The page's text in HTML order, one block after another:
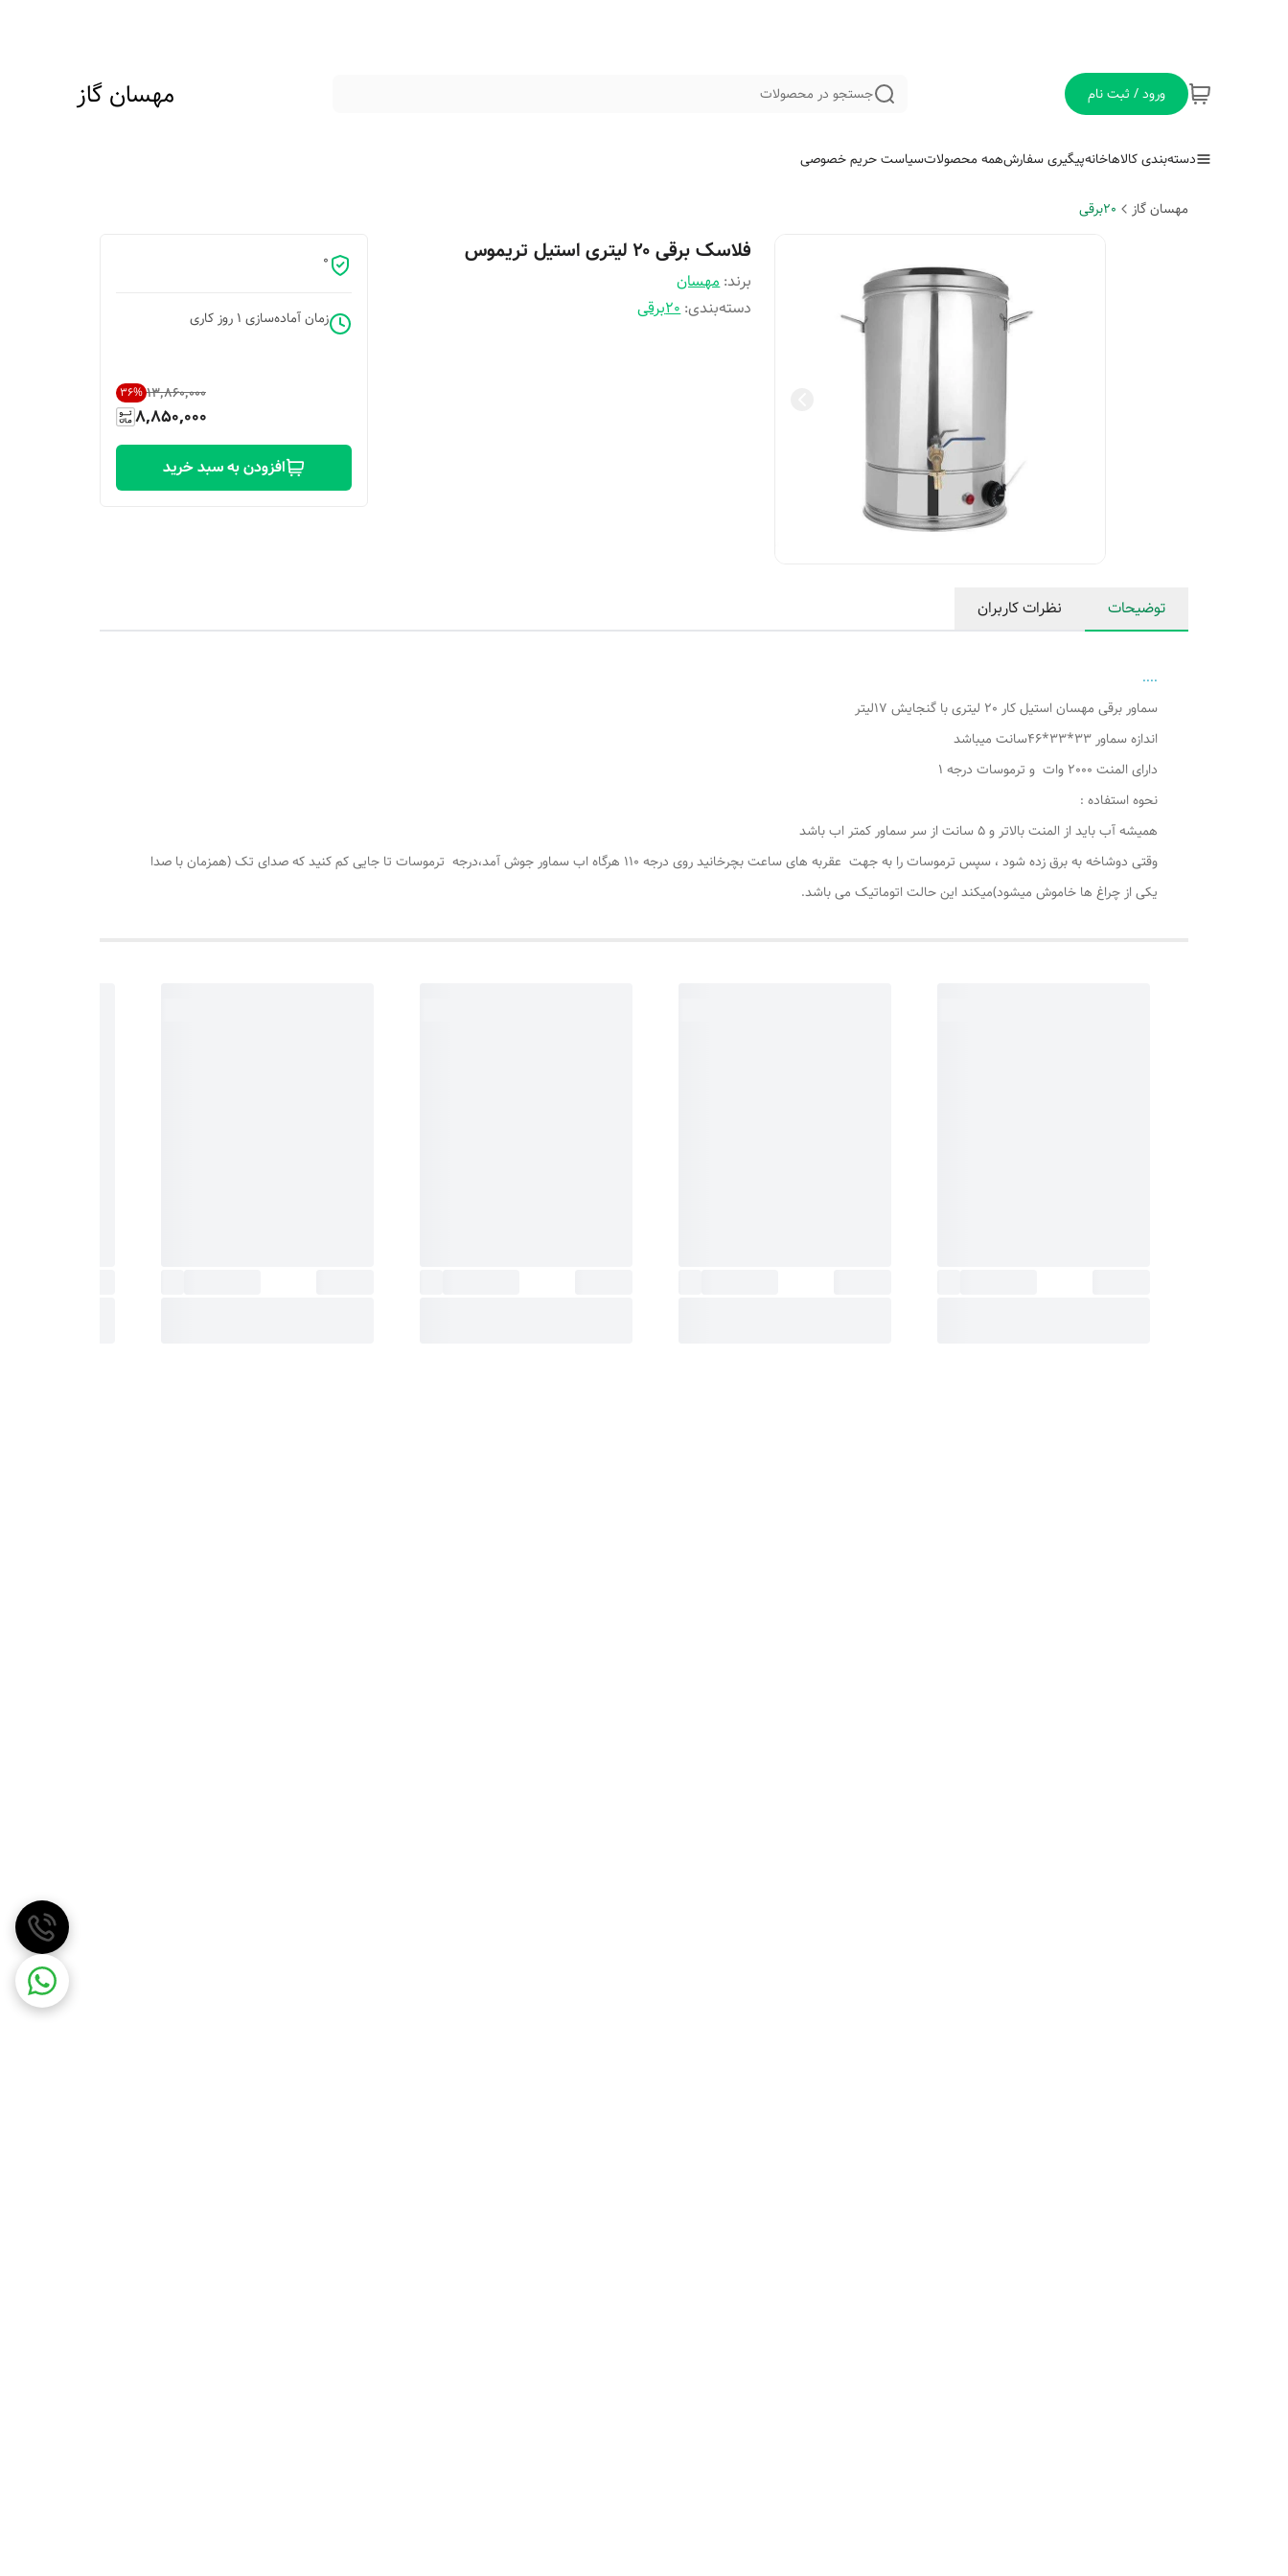
ورود / ثبت نام جستجو در محصولات مهسان گاز
دسته‌بندی کالاهاخانهپیگیری سفارشهمه محصولاتسیاست حریم خصوصی
مهسان گاز 20برقی
فلاسک برقی ۲۰ لیتری استیل تریموس
برند:مهسان
دسته‌بندی:20برقی
0
زمان آماده‌سازی 1 روز کاری
۱۳٬۸۶۰٬۰۰۰ 36%
8,850,000
افزودن به سبد خرید
توضیحات نظرات کاربران
....
سماور برقی مهسان استیل کار 20 لیتری با گنجایش 17لیتر
اندازه سماور 33*33*46سانت میباشد
دارای المنت 2000 وات و ترموسات درجه 1
نحوه استفاده :
همیشه آب باید از المنت بالاتر و 5 سانت از سر سماور کمتر اب باشد
وقتی دوشاخه به برق زده شود ، سپس ترموسات را به جهت عقربه های ساعت بچرخانید روی درجه 110 هرگاه اب سماور جوش آمد،درجه ترموسات تا جایی کم کنید که صدای تک (همزمان با صدا
یکی از چراغ ها خاموش میشود)میکند این حالت اتوماتیک می باشد.